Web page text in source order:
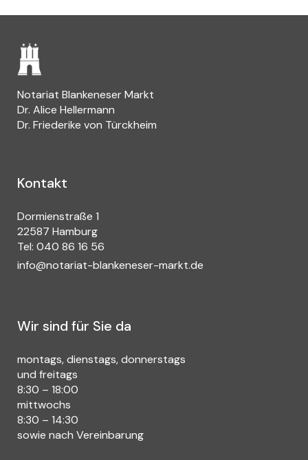
Notariat Blankeneser Markt
Dr. Alice Hellermann
Dr. Friederike von Türckheim
Kontakt
Dormienstraße 1
22587 Hamburg
Tel: 040 86 16 56
info@notariat-blankeneser-markt.de
Wir sind für Sie da
montags, dienstags, donnerstags
und freitags
8:30 – 18:00
mittwochs
8:30 – 14:30
sowie nach Vereinbarung